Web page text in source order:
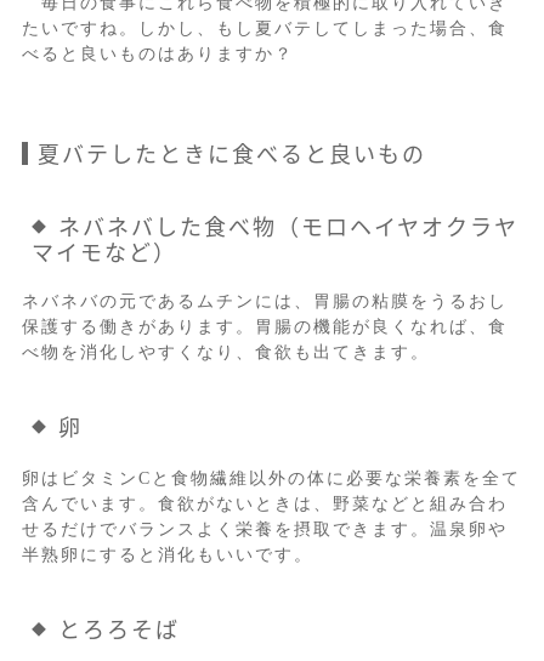
たいですね。しかし、もし夏バテしてしまった場合、食
べると良いものはありますか？
夏バテしたときに食べると良いもの
ネバネバした食べ物（モロヘイヤオクラヤ
マイモなど）
ネバネバの元であるムチンには、胃腸の粘膜をうるおし
保護する働きがあります。胃腸の機能が良くなれば、食
べ物を消化しやすくなり、食欲も出てきます。
卵
卵はビタミンCと食物繊維以外の体に必要な栄養素を全て
含んでいます。食欲がないときは、野菜などと組み合わ
せるだけでバランスよく栄養を摂取できます。温泉卵や
半熟卵にすると消化もいいです。
とろろそば